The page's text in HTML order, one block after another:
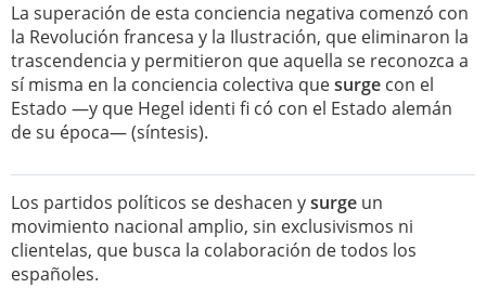
La superación de esta conciencia negativa comenzó con
la Revolución francesa y la Ilustración, que eliminaron la
trascendencia y permitieron que aquella se reconozca a
sí misma en la conciencia colectiva quesurge con el
Estado —y que Hegel identi fi có con el Estado alemán
de su época— (síntesis).
Los partidos políticos se deshacen ysurge un
movimiento nacional amplio, sin exclusivismos ni
clientelas, que busca la colaboración de todos los
españoles.